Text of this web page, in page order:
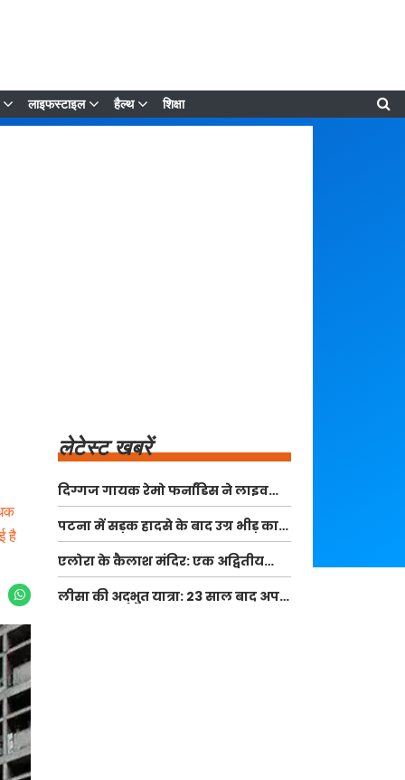
लाइफस्टाइल हैल्थ शिक्षा
है
लेटेस्ट खबरें
दिग्गज गायक रेमो फर्नांडिस ने लाइव
कॉन्सर्ट से लिया संन्यास
पटना में सड़क हादसे के बाद उग्र भीड़ का
उत्पात, पुलिस और पत्रकारों पर हमला
एलोरा के कैलाश मंदिर: एक अद्वितीय
धार्मिक धरोहर
लीसा की अद्भुत यात्रा: 23 साल बाद अपने